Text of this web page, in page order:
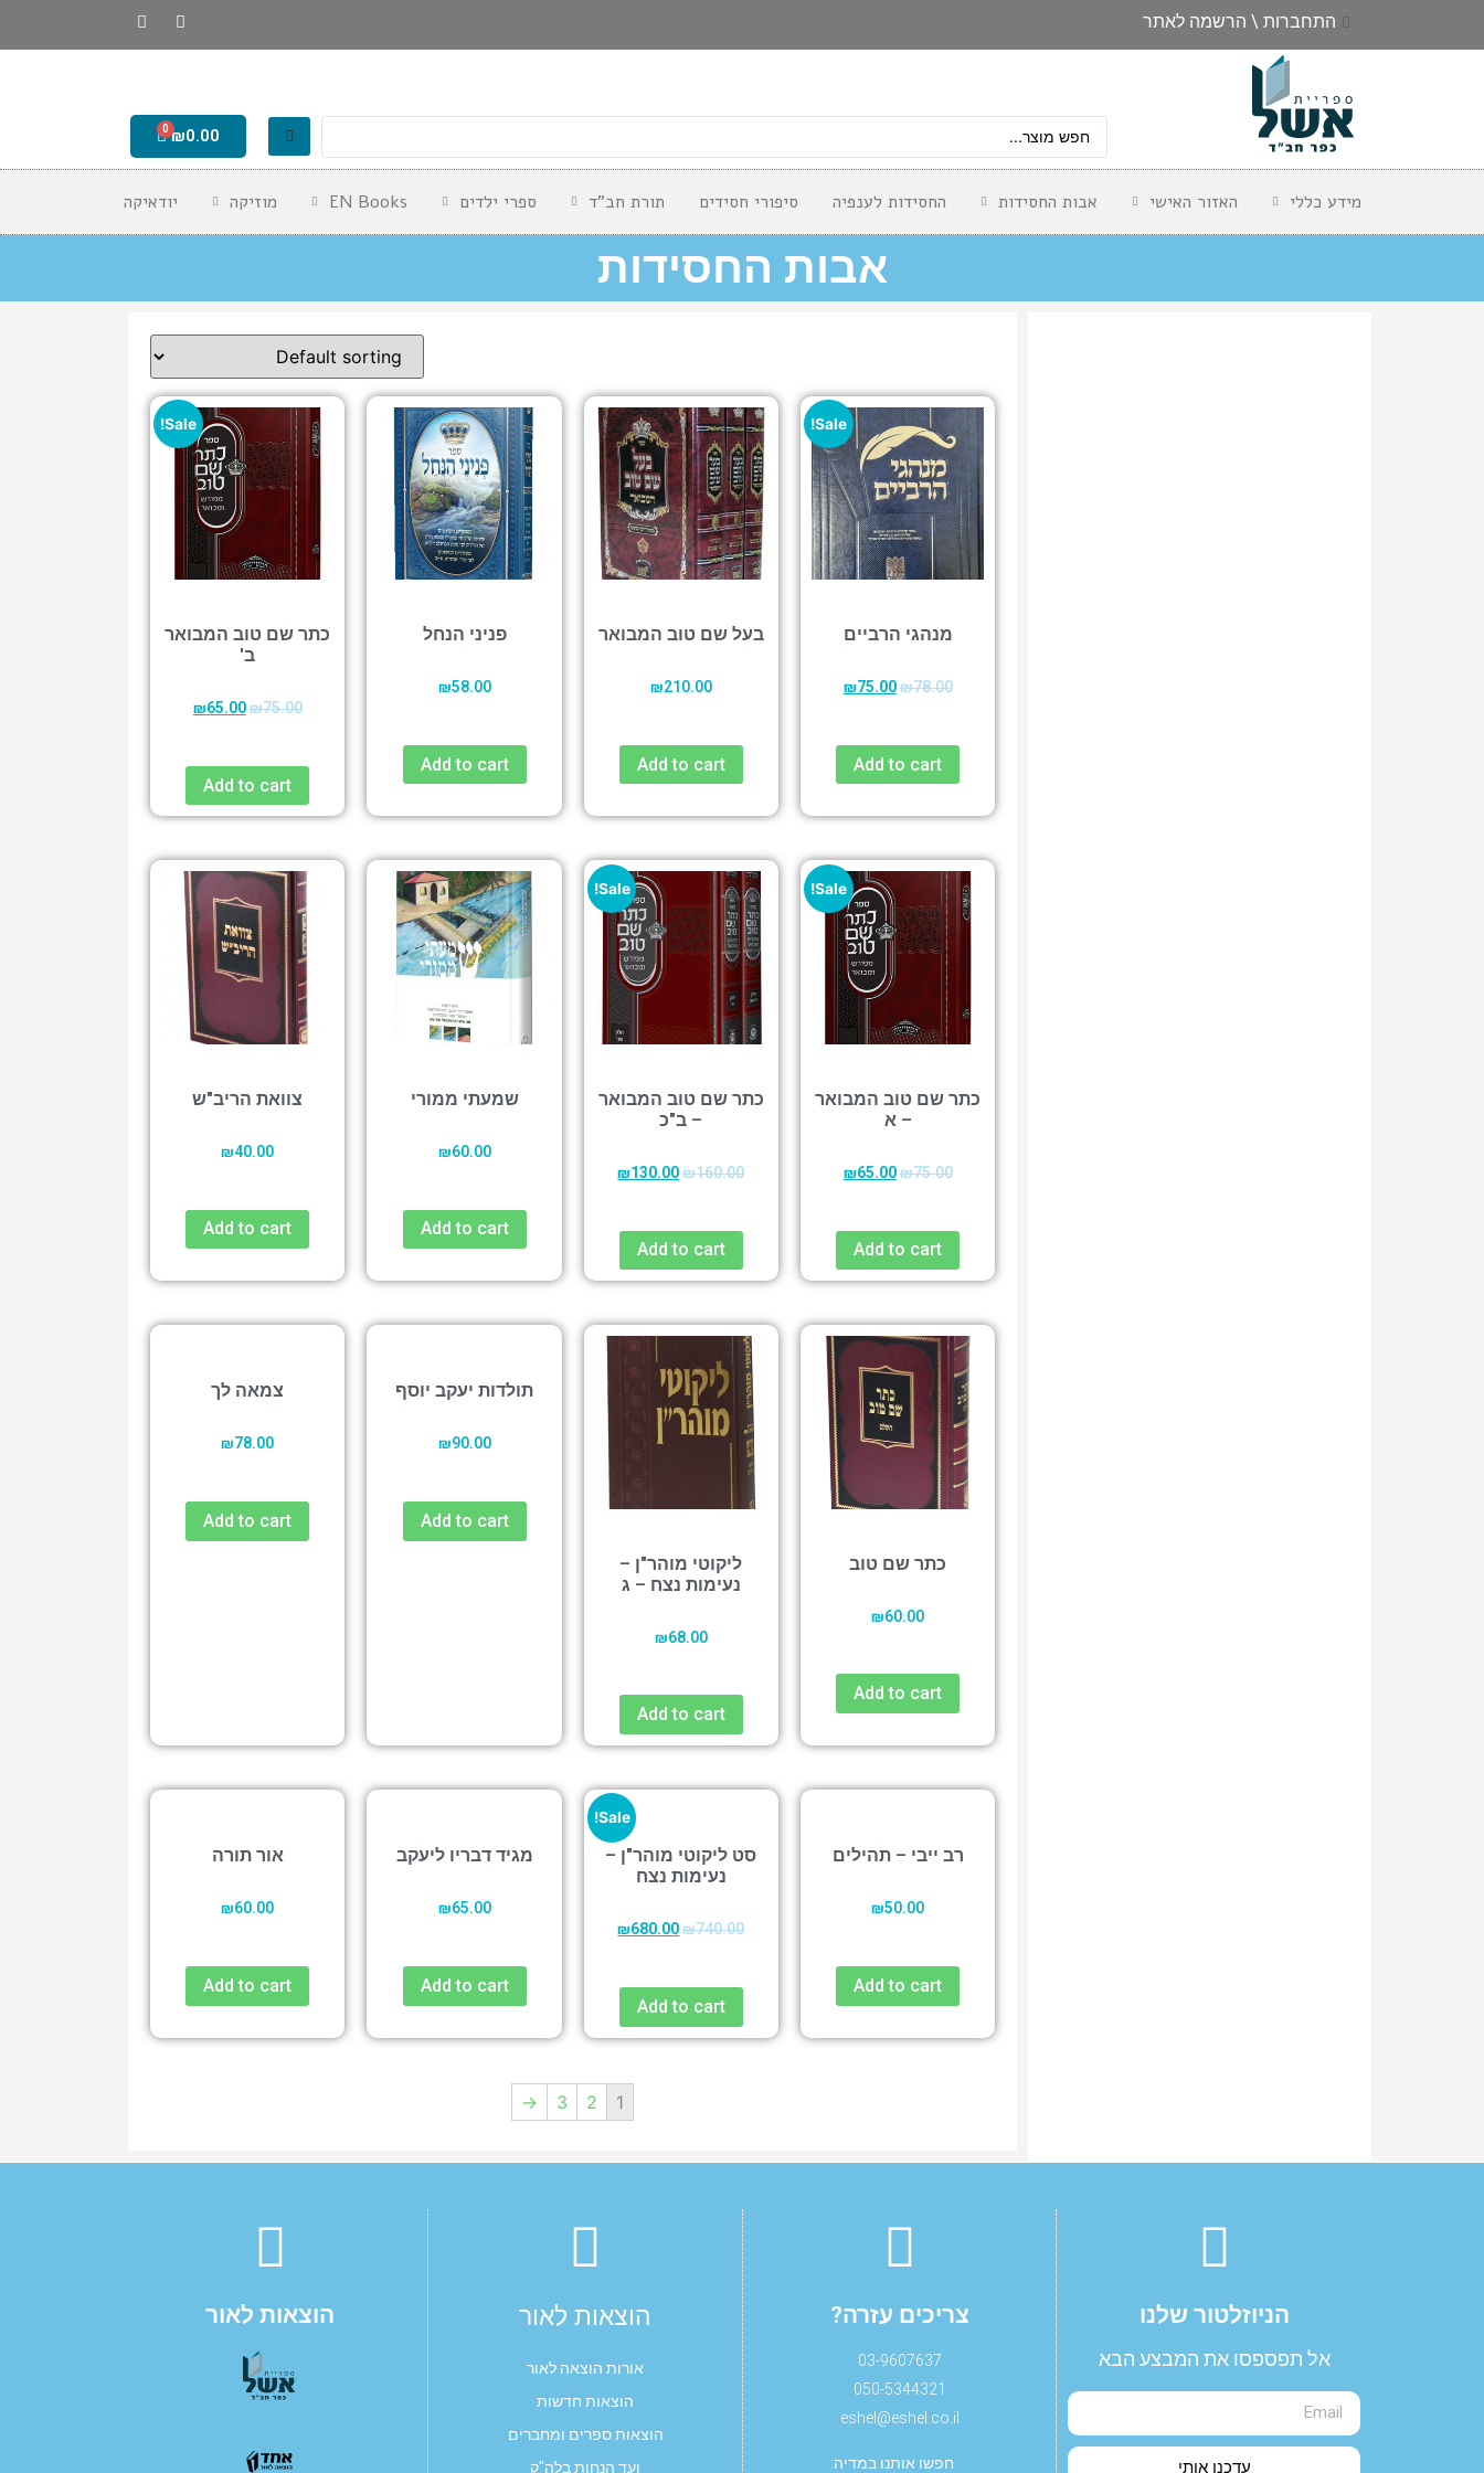
התחברות \ הרשמה לאתר
₪0.00
מידע כללי האזור האישי אבות החסידות החסידות לענפיה סיפורי חסידים תורת חב"ד ספרי ילדים EN Books מוזיקה יודאיקה
אבות החסידות
Sale!
מנהגי הרביים
₪78.00
₪75.00
Add to cart
בעל שם טוב המבואר
₪210.00
Add to cart
פניני הנחל
₪58.00
Add to cart
Sale!
כתר שם טוב המבואר
ב'
₪75.00
₪65.00
Add to cart
Sale!
כתר שם טוב המבואר
– א
₪75.00
₪65.00
Add to cart
Sale!
כתר שם טוב המבואר
– ב"כ
₪160.00
₪130.00
Add to cart
שמעתי ממורי
₪60.00
Add to cart
צוואת הריב"ש
₪40.00
Add to cart
כתר שם טוב
₪60.00
Add to cart
ליקוטי מוהר"ן –
נעימות נצח – ג
₪68.00
Add to cart
תולדות יעקב יוסף
₪90.00
Add to cart
צמאה לך
₪78.00
Add to cart
רב ייבי – תהילים
₪50.00
Add to cart
Sale!
סט ליקוטי מוהר"ן –
נעימות נצח
₪740.00
₪680.00
Add to cart
מגיד דבריו ליעקב
₪65.00
Add to cart
אור תורה
₪60.00
Add to cart
1
2
3
→
הניוזלטור שלנו​
אל תפספסו את המבצע הבא
עדכנו אותי
צריכים עזרה?
03-9607637
050-5344321
eshel@eshel.co.il
חפשו אותנו במדיה:
הוצאות לאור
אורות הוצאה לאור
הוצאות חדשות
הוצאות ספרים ומחברים
ועד הנחות בלה"ק
הוצאות לאור